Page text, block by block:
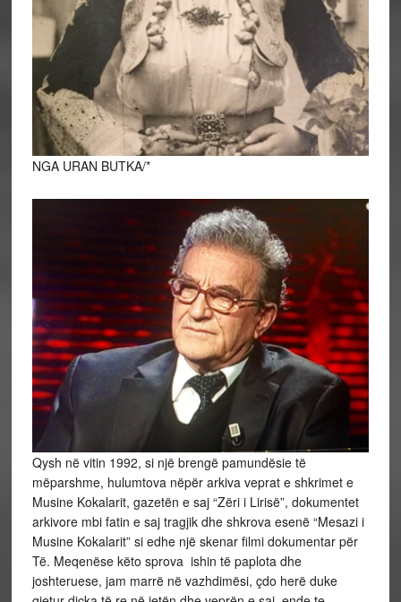
NGA URAN BUTKA/*
Qysh në vitin 1992, si një brengë pamundësie të
mëparshme, hulumtova nëpër arkiva veprat e shkrimet e
Musine Kokalarit, gazetën e saj “Zëri i Lirisë”, dokumentet
arkivore mbi fatin e saj tragjik dhe shkrova esenë “Mesazi i
Musine Kokalarit” si edhe një skenar filmi dokumentar për
Të. Meqenëse këto sprova ishin të paplota dhe
joshteruese, jam marrë në vazhdimësi, çdo herë duke